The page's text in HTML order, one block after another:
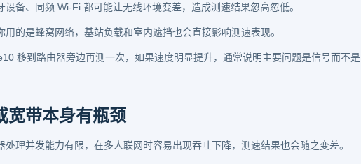
设备、同频 Wi-Fi 都可能让无线环境变差，造成测速结果忽高忽低。
用的是蜂窝网络，基站负载和室内遮挡也会直接影响测速表现。
移到路由器旁边再测一次，如果速度明显提升，通常说明主要问题是信号而不是
宽带本身有瓶颈
处理并发能力有限，在多人联网时容易出现吞吐下降，测速结果也会随之变差。